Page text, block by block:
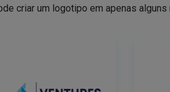
criar um logotipo em apenas